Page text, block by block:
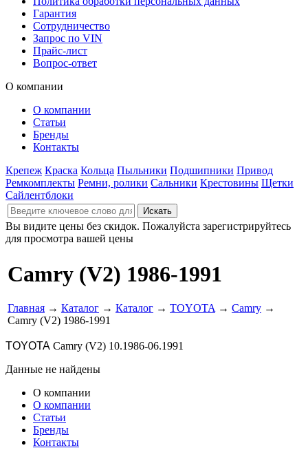
Гарантия
Сотрудничество
Запрос по VIN
Прайс-лист
Вопрос-ответ
О компании
О компании
Статьи
Бренды
Контакты
Крепеж Краска Кольца Пыльники Подшипники Привод
Ремкомплекты Ремни, ролики Сальники Крестовины Щетки
Сайлентблоки
Вы видите цены без скидок. Пожалуйста зарегистрируйтесь
для просмотра вашей цены
Camry (V2) 1986-1991
Главная → Каталог → Каталог → TOYOTA → Camry →
Camry (V2) 1986-1991
TOYOTA Camry (V2) 10.1986-06.1991
Данные не найдены
О компании
О компании
Статьи
Бренды
Контакты